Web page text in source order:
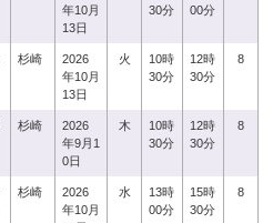
年10月
13日
30分
00分
杉崎
2026
年10月
13日
火
10時
30分
12時
30分
8
杉崎
2026
年9月1
0日
木
10時
30分
12時
30分
8
杉崎
2026
年10月
水
13時
00分
15時
30分
8